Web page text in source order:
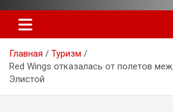
Главная
Туризм
Red Wings отказалась от полетов
Элистой